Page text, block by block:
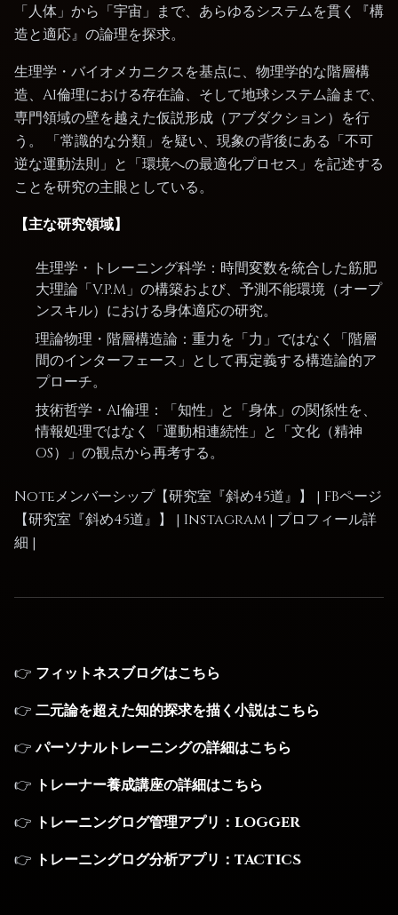
「人体」から「宇宙」まで、あらゆるシステムを貫く『構
造と適応』の論理を探求。
生理学・バイオメカニクスを基点に、物理学的な階層構
造、AI倫理における存在論、そして地球システム論まで、
専門領域の壁を越えた仮説形成（アブダクション）を行
う。 「常識的な分類」を疑い、現象の背後にある「不可
逆な運動法則」と「環境への最適化プロセス」を記述する
ことを研究の主眼としている。
【主な研究領域】
生理学・トレーニング科学：時間変数を統合した筋肥
大理論「V.P.M」の構築および、予測不能環境（オープ
ンスキル）における身体適応の研究。
理論物理・階層構造論：重力を「力」ではなく「階層
間のインターフェース」として再定義する構造論的ア
プローチ。
技術哲学・AI倫理：「知性」と「身体」の関係性を、
情報処理ではなく「運動相連続性」と「文化（精神
OS）」の観点から再考する。
Noteメンバーシップ【研究室『斜め45道』】 | FBページ
【研究室『斜め45道』】
| Instagram | プロフィール詳
細 |
👉 フィットネスブログはこちら
👉 二元論を超えた知的探求を描く小説はこちら
👉パーソナルトレーニングの詳細はこちら
👉 トレーナー養成講座の詳細はこちら
👉 トレーニングログ管理アプリ：LOGGER
👉 トレーニングログ分析アプリ：TACTICS